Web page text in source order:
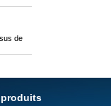
de
produits